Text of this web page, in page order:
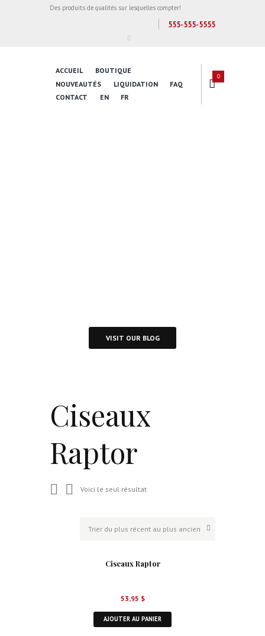
Des produits de qualités sur lesquelles compter!
555-555-5555
ACCUEIL
BOUTIQUE
NOUVEAUTÉS
LIQUIDATION
FAQ
CONTACT
EN FR
0
VISIT OUR BLOG
Ciseaux
Raptor
Voici le seul résultat
Ciseaux Raptor
53,95 $
AJOUTER AU PANIER